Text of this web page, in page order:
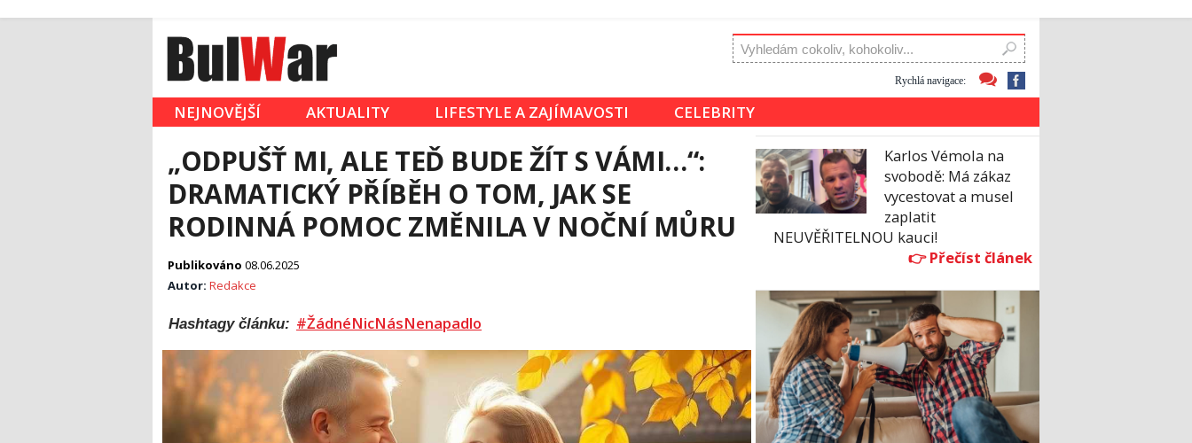
Rychlá navigace:
NEJNOVĚJŠÍ AKTUALITY LIFESTYLE A ZAJÍMAVOSTI CELEBRITY
„ODPUŠŤ MI, ALE TEĎ BUDE ŽÍT S VÁMI…“:
DRAMATICKÝ PŘÍBĚH O TOM, JAK SE
RODINNÁ POMOC ZMĚNILA V NOČNÍ MŮRU
Publikováno 08.06.2025
Autor: Redakce
Hashtagy článku: #ŽádnéNicNásNenapadlo
Karlos Vémola na
svobodě: Má zákaz
vycestovat a musel
zaplatit
NEUVĚŘITELNOU kauci!